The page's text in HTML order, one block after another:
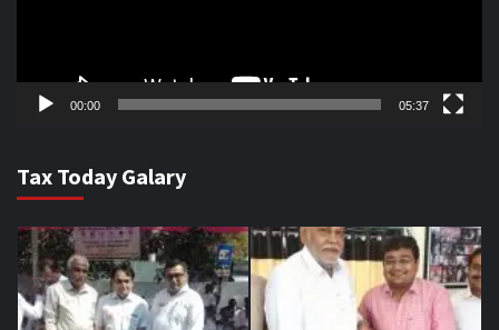
00:00 05:37
Tax Today Galary